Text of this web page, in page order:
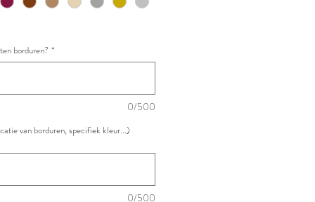
borduren? *
0/500
van borduren, specifiek kleur...)
0/500